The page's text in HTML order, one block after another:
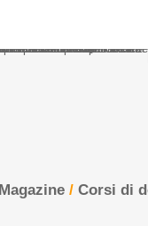
Magazine / Corsi di